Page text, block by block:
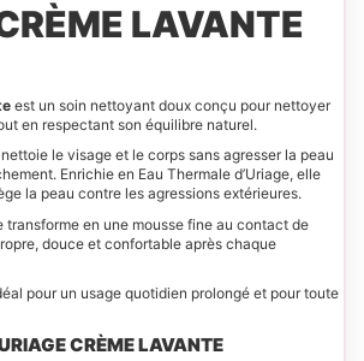
LAVANTE
est un soin nettoyant doux conçu pour nettoyer
en respectant son équilibre naturel.
le visage et le corps sans agresser la peau
Enrichie en Eau Thermale d’Uriage, elle
la peau contre les agressions extérieures.
transforme en une mousse fine au contact de
douce et confortable après chaque
pour un usage quotidien prolongé et pour toute
CRÈME LAVANTE